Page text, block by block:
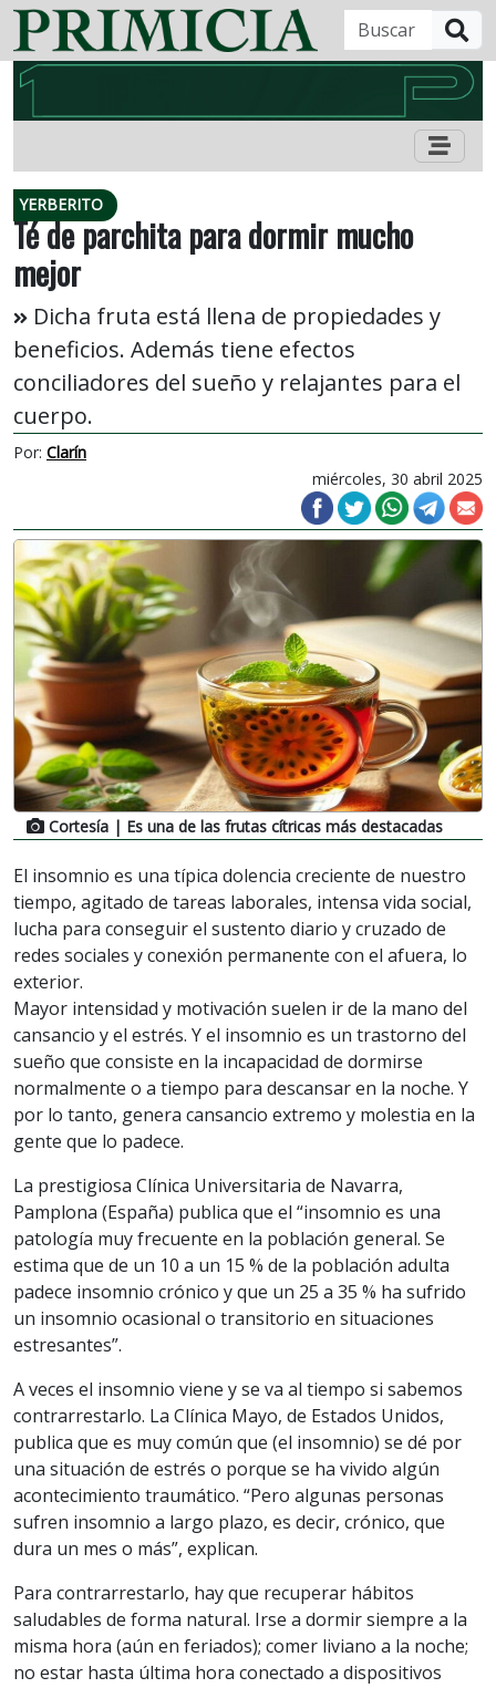
YERBERITO
Té de parchita para dormir mucho
mejor
Dicha fruta está llena de propiedades y
beneficios. Además tiene efectos
conciliadores del sueño y relajantes para el
cuerpo.
Por: Clarín
miércoles, 30 abril 2025
Cortesía | Es una de las frutas cítricas más destacadas
El insomnio es una típica dolencia creciente de nuestro
tiempo, agitado de tareas laborales, intensa vida social,
lucha para conseguir el sustento diario y cruzado de
redes sociales y conexión permanente con el afuera, lo
exterior.
Mayor intensidad y motivación suelen ir de la mano del
cansancio y el estrés. Y el insomnio es un trastorno del
sueño que consiste en la incapacidad de dormirse
normalmente o a tiempo para descansar en la noche. Y
por lo tanto, genera cansancio extremo y molestia en la
gente que lo padece.
La prestigiosa Clínica Universitaria de Navarra,
Pamplona (España) publica que el “insomnio es una
patología muy frecuente en la población general. Se
estima que de un 10 a un 15 % de la población adulta
padece insomnio crónico y que un 25 a 35 % ha sufrido
un insomnio ocasional o transitorio en situaciones
estresantes”.
A veces el insomnio viene y se va al tiempo si sabemos
contrarrestarlo. La Clínica Mayo, de Estados Unidos,
publica que es muy común que (el insomnio) se dé por
una situación de estrés o porque se ha vivido algún
acontecimiento traumático. “Pero algunas personas
sufren insomnio a largo plazo, es decir, crónico, que
dura un mes o más”, explican.
Para contrarrestarlo, hay que recuperar hábitos
saludables de forma natural. Irse a dormir siempre a la
misma hora (aún en feriados); comer liviano a la noche;
no estar hasta última hora conectado a dispositivos